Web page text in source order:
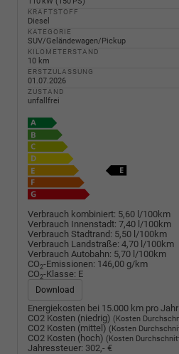
KRAFTSTOFF
Diesel
KATEGORIE
SUV/Geländewagen/Pickup
KILOMETERSTAND
10 km
ERSTZULASSUNG
01.07.2026
ZUSTAND
unfallfrei
Verbrauch kombiniert: 5,60 l/100km
Verbrauch Innenstadt: 7,40 l/100km
Verbrauch Stadtrand: 5,50 l/100km
Verbrauch Landstraße: 4,70 l/100km
Verbrauch Autobahn: 5,70 l/100km
CO2-Emissionen: 146,00 g/km
CO2-Klasse: E
Download
Energiekosten bei 15.000 km pro Jahr:
CO2 Kosten (niedrig) (Kosten
CO2 Kosten (mittel) (Kosten
CO2 Kosten (hoch) (Kosten
Jahressteuer: 302,- €